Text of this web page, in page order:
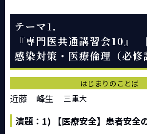
テーマ1．
『専門医共通講習会10』
感染対策・医療倫理（必修
はじまりのことば
近藤 峰生 三重大
演題：1) 【医療安全】患者安全